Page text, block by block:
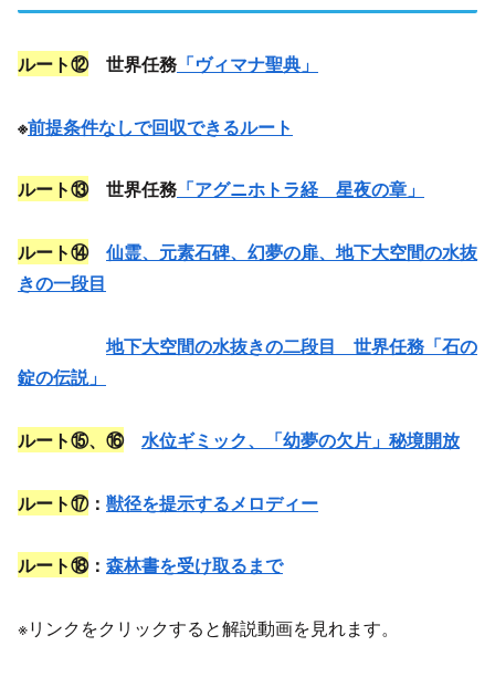
ルート⑫世界任務 「ヴィマナ聖典」
※前提条件なしで回収できるルート
ルート⑬世界任務 「アグニホトラ経 星夜の章」
ルート⑭
仙霊、元素石碑、幻夢の扉、地下大空間の水抜
きの一段目
地下大空間の水抜きの二段目 世界任務「石の
錠の伝説」
ルート⑮、⑯ 水位ギミック、「幼夢の欠片」秘境開放
ルート⑰： 獣径を提示するメロディー
ルート⑱： 森林書を受け取るまで
※リンクをクリックすると解説動画を見れます。